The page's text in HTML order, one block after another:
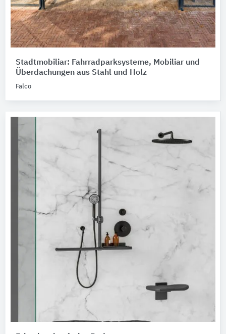
Stadtmobiliar: Fahrradparksysteme, Mobiliar und
Überdachungen aus Stahl und Holz
Falco